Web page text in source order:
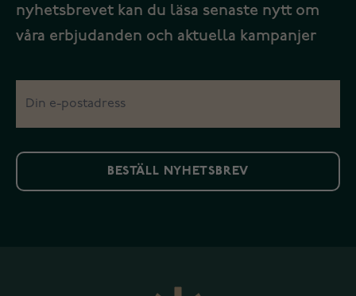
nyhetsbrevet kan du läsa senaste nytt om
våra erbjudanden och aktuella kampanjer
BESTÄLL NYHETSBREV